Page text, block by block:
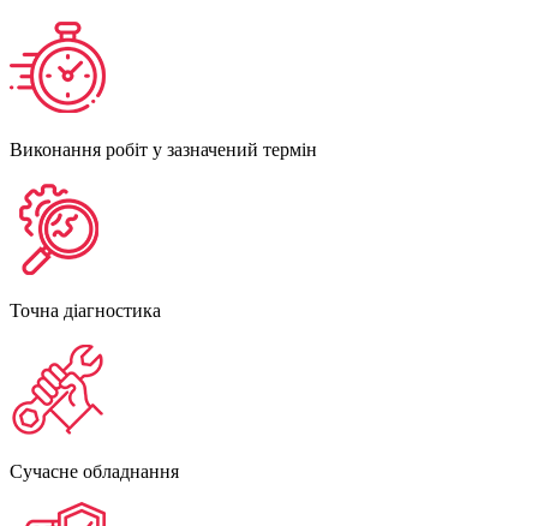
Виконання робіт у зазначений термін
Точна діагностика
Сучасне обладнання